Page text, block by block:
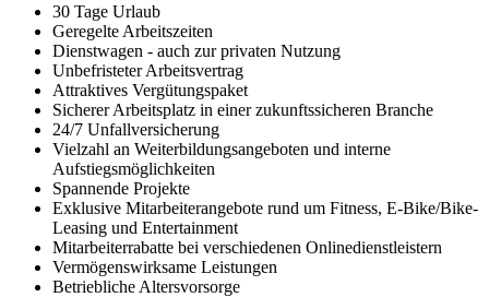
30 Tage Urlaub
Geregelte Arbeitszeiten
Dienstwagen - auch zur privaten Nutzung
Unbefristeter Arbeitsvertrag
Attraktives Vergütungspaket
Sicherer Arbeitsplatz in einer zukunftssicheren Branche
24/7 Unfallversicherung
Vielzahl an Weiterbildungsangeboten und interne
Aufstiegsmöglichkeiten
Spannende Projekte
Exklusive Mitarbeiterangebote rund um Fitness, E-Bike/Bike-
Leasing und Entertainment
Mitarbeiterrabatte bei verschiedenen Onlinedienstleistern
Vermögenswirksame Leistungen
Betriebliche Altersvorsorge